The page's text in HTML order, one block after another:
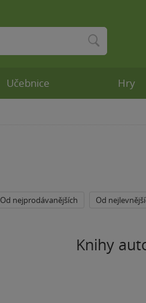
Od nejprodávanějších Od
Knihy
Učebnice Hry